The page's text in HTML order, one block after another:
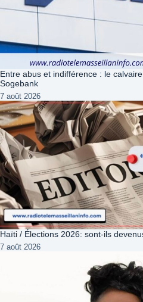
Entre abus et indifférence : le
Sogebank
7 août 2026
Haïti / Élections 2026: sont-ils
7 août 2026